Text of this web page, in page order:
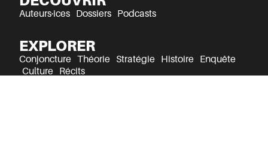
Auteurs·ices Dossiers Podcasts
EXPLORER
Conjoncture Théorie Stratégie Histoire
Enquête
Culture
Récits